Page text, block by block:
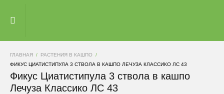
ГЛАВНАЯ
РАСТЕНИЯ В КАШПО
ФИКУС ЦИАТИСТИПУЛА 3 СТВОЛА В КАШПО ЛЕЧУЗА КЛАССИКО ЛС 43
Фикус Циатистипула 3 ствола в кашпо
Лечуза Классико ЛС 43